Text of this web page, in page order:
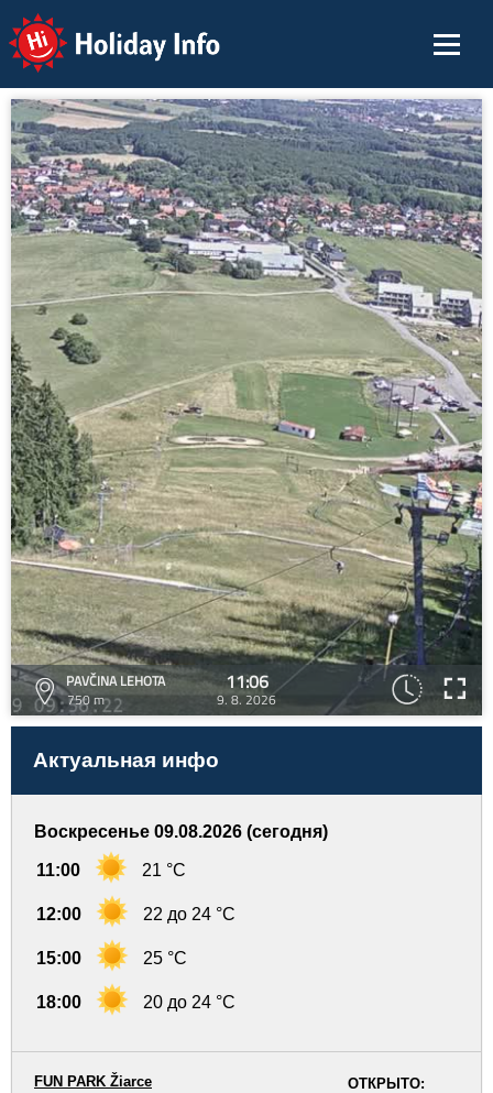
Holiday Info
PAVČINA LEHOTA
750 m
11:06
9. 8. 2026
Актуальная инфо
Воскресенье 09.08.2026 (сегодня)
11:00 21 °C
12:00 22 до 24 °C
15:00 25 °C
18:00 20 до 24 °C
ОТКРЫТО:
FUN PARK Žiarce